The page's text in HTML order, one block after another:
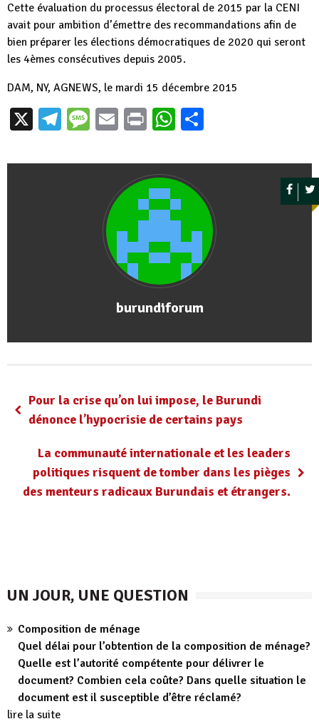
Cette évaluation du processus électoral de 2015 par la CENI
avait pour ambition d’émettre des recommandations afin de
bien préparer les élections démocratiques de 2020 qui seront
les 4èmes consécutives depuis 2005.
DAM, NY, AGNEWS, le mardi 15 décembre 2015
X Telegram
Message
EmailPrintWhatsApp
burundiforum
Pour la crise qu’on lui impose, le Burundi
dénonce l’hypocrisie de certains pays
La communauté internationale et les leaders
politiques risquent de tomber dans les pièges
des menteurs radicaux Burundais et étrangers.
UN JOUR, UNE QUESTION
Composition de ménage
Quel délai pour l’obtention de la composition de ménage?
Quelle est l’autorité compétente pour délivrer le
document? Combien cela coûte? Dans quelle situation le
document est il susceptible d’être réclamé?
lire la suite